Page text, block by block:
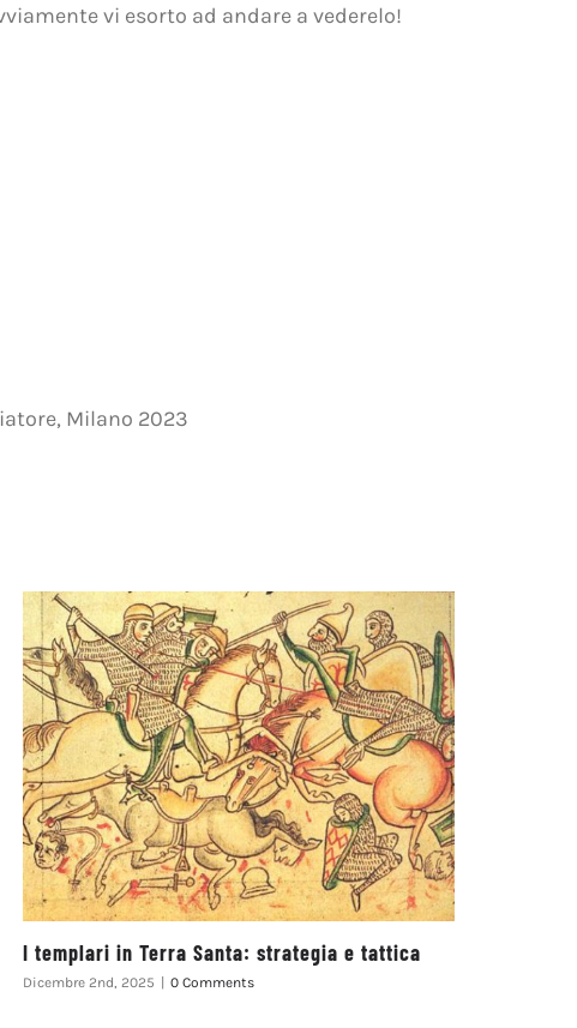
vi esorto ad andare a vederelo!
Milano 2023
I templari in Terra Santa: strategia e tattica
Dicembre 2nd, 2025 0 Comments